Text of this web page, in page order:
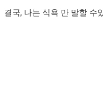
결국, 나는 식욕 만 말할 수